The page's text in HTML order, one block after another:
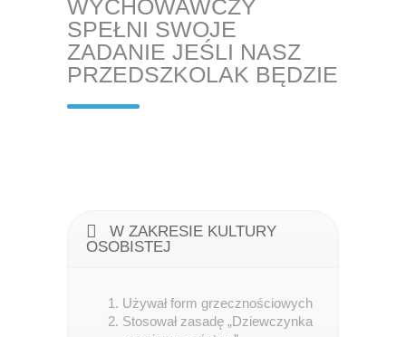
WYCHOWAWCZY
SPEŁNI SWOJE
ZADANIE JEŚLI NASZ
PRZEDSZKOLAK BĘDZIE
W ZAKRESIE KULTURY
OSOBISTEJ
Używał form grzecznościowych
Stosował zasadę „Dziewczynka